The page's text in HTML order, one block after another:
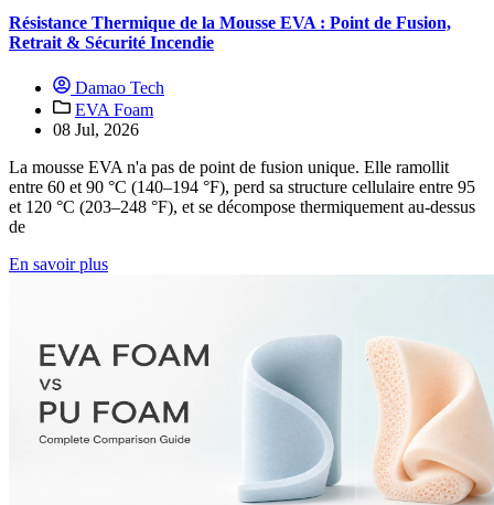
Résistance Thermique de la Mousse EVA : Point de Fusion,
Retrait & Sécurité Incendie
Damao Tech
EVA Foam
08 Jul, 2026
La mousse EVA n'a pas de point de fusion unique. Elle ramollit
entre 60 et 90 °C (140–194 °F), perd sa structure cellulaire entre 95
et 120 °C (203–248 °F), et se décompose thermiquement au-dessus
de
En savoir plus